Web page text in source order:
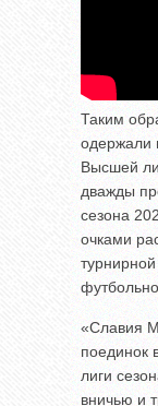
Таким
одержали
Высшей
дважды
сезона
очками
«Славия
поединок
лиги
вничью и